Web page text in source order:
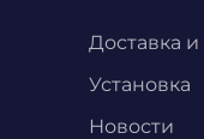
Доставка и
Установка
Новости